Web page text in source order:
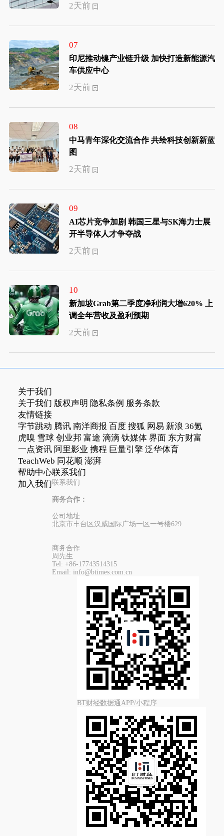
2天前
07
印尼推动镍产业链升级 加快打造新能源汽
车供应中心
2天前
08
中马青年深化交流合作 共绘科技创新新蓝
图
2天前
09
AI芯片竞争加剧 韩国三星与SK海力士展
开半导体人才争夺战
2天前
10
新加坡Grab第二季度净利润大增620% 上
调全年营收及盈利预期
2天前
关于我们
关于我们 版权声明 隐私条例 服务条款
友情链接
字节跳动 腾讯 南洋商报 百度 搜狐 网易 新浪 36氪
虎嗅 雪球 创业邦 富途 滴滴 钛媒体 界面 东方财富
一点资讯 阿里影业 携程 巨量引擎 泛华体育
TeachWeb 同花顺 澎湃
帮助中心
加入我们
联系我们
联系我们
商务合作：
公司地址
北京市丰台区汉威国际广场一区一号楼629
商务合作
周先生
Tel: +86-17743514315
Email: info@btimes.com.cn
BT财经数据通APP/小程序